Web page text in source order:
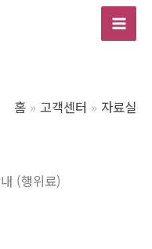
Main
홈 고객센터 자료실
(행위료)